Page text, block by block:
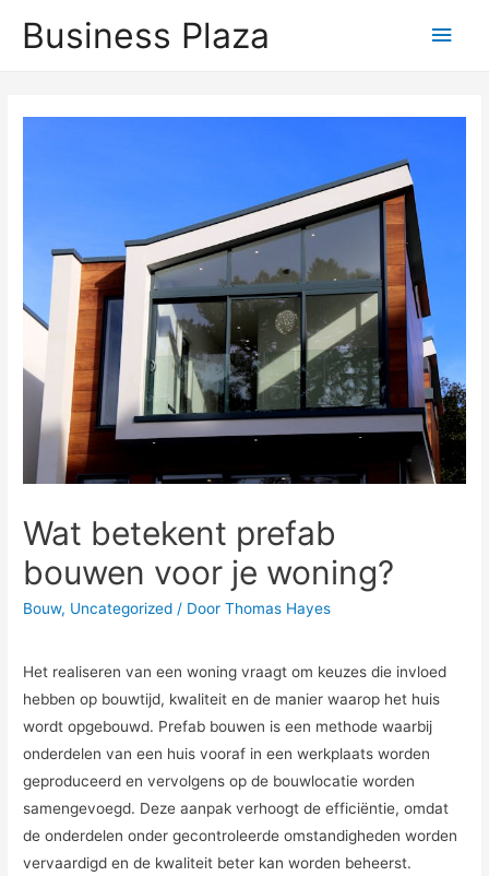
Business Plaza
Wat betekent prefab
bouwen voor je woning?
Bouw, Uncategorized / DoorThomas Hayes
Het realiseren van een woning vraagt om keuzes die invloed
hebben op bouwtijd, kwaliteit en de manier waarop het huis
wordt opgebouwd. Prefab bouwen is een methode waarbij
onderdelen van een huis vooraf in een werkplaats worden
geproduceerd en vervolgens op de bouwlocatie worden
samengevoegd. Deze aanpak verhoogt de efficiëntie, omdat
de onderdelen onder gecontroleerde omstandigheden worden
vervaardigd en de kwaliteit beter kan worden beheerst.